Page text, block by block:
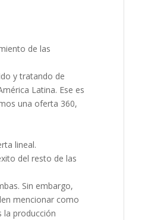
de las
y tratando de
Latina. Ese es
una oferta 360,
lineal.
del resto de las
Sin embargo,
mencionar como
la producción